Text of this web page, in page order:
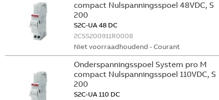
compact Nulspanningsspoel 48VDC, S
200
S2C-UA 48 DC
2CSS200911R0008
Niet voorraadhoudend - Courant
Onderspanningsspoel System pro M
compact Nulspanningsspoel 110VDC, S
200
S2C-UA 110 DC